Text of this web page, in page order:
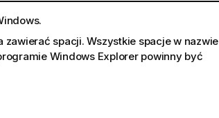
.
zawierać spacji. Wszystkie spacje w nazwie
Windows Explorerpowinny być